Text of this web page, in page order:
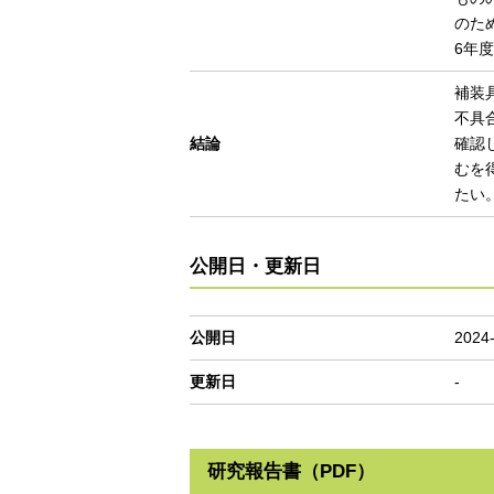
のた
6年
結論
補装
不具
確認
むを
たい
公開日・更新日
公開日
更新日 -
研究報告書（PDF）